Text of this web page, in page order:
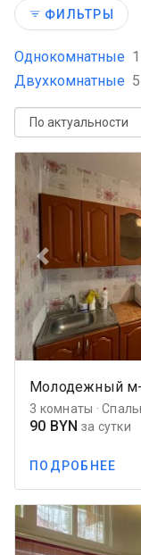
ФИЛЬТРЫ
Однокомнатные 1
Двухкомнатные 5
Previous
Молодежный м-
3 комнаты ·
90 BYN за сутки
ПОДРОБНЕЕ